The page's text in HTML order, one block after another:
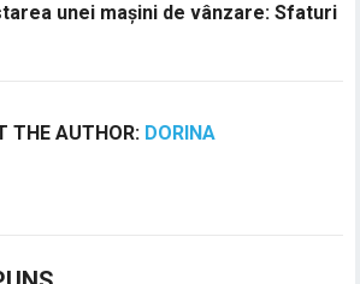
unei mașini de vânzare: Sfaturi
THE AUTHOR: DORINA